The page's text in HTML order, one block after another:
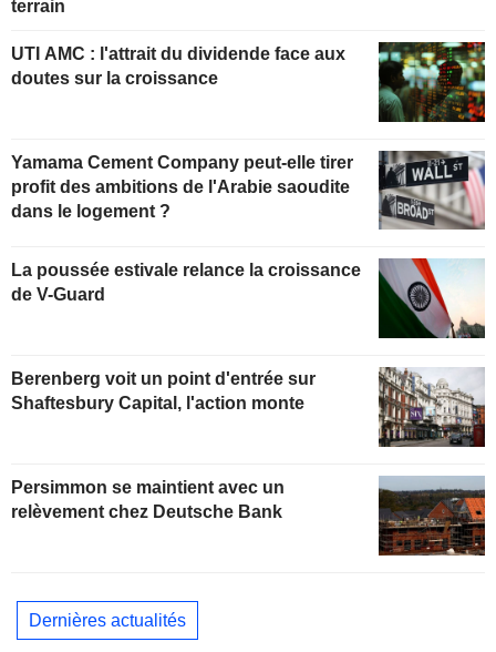
terrain
UTI AMC : l'attrait du dividende face aux
doutes sur la croissance
Yamama Cement Company peut-elle tirer
profit des ambitions de l'Arabie saoudite
dans le logement ?
La poussée estivale relance la croissance
de V-Guard
Berenberg voit un point d'entrée sur
Shaftesbury Capital, l'action monte
Persimmon se maintient avec un
relèvement chez Deutsche Bank
Dernières actualités